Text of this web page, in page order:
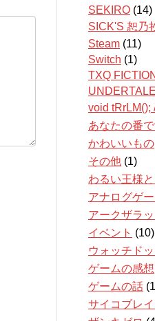
SEKIRO (14)
SICK'S 恕乃
Steam (11)
Switch (1)
TXQ FICTION
UNDERTALE
void tRrLM();
あなたの番
かわいいもの
その他 (1)
わるい王様
アナログゲ
アークザラ
イベント (10)
ウォッチド
ゲームの感想
ゲームの話
サイコブレ